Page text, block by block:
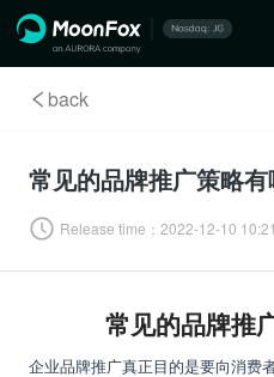
back
常见的品牌推广策略有
Release time： 2022-12-10
常见的品牌推
企业品牌推广真正目的是要向消费